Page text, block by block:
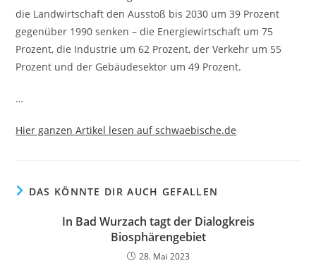
die Landwirtschaft den Ausstoß bis 2030 um 39 Prozent
gegenüber 1990 senken – die Energiewirtschaft um 75
Prozent, die Industrie um 62 Prozent, der Verkehr um 55
Prozent und der Gebäudesektor um 49 Prozent.
…
Hier ganzen Artikel lesen auf schwaebische.de
DAS KÖNNTE DIR AUCH GEFALLEN
In Bad Wurzach tagt der Dialogkreis
Biosphärengebiet
28. Mai 2023